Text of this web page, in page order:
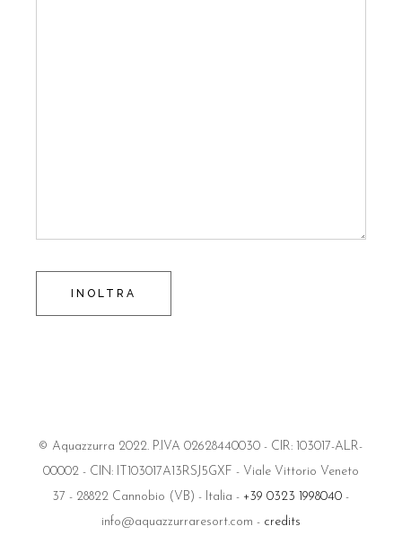
INOLTRA
© Aquazzurra 2022. P.IVA 02628440030 - CIR: 103017-ALR-
00002 - CIN: IT103017A13RSJ5GXF - Viale Vittorio Veneto
37 - 28822 Cannobio (VB) - Italia - +39 0323 1998040 -
info@aquazzurraresort.com - credits